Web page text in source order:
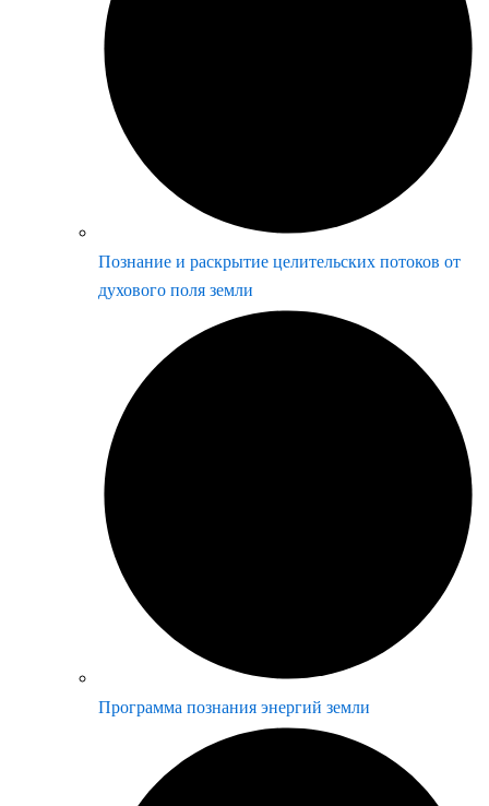
Познание и раскрытие целительских потоков от
духового поля земли
Программа познания энергий земли